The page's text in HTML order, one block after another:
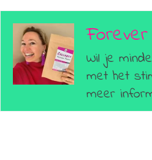
Forever
Wil je
met het
meer